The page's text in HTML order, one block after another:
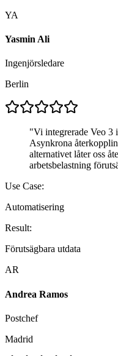
YA
Yasmin Ali
Ingenjörsledare
Berlin
"Vi integrerade Veo 3
Asynkrona
alternativet låter oss
arbetsbelastning
Use Case:
Automatisering
Result:
Förutsägbara utdata
AR
Andrea Ramos
Postchef
Madrid